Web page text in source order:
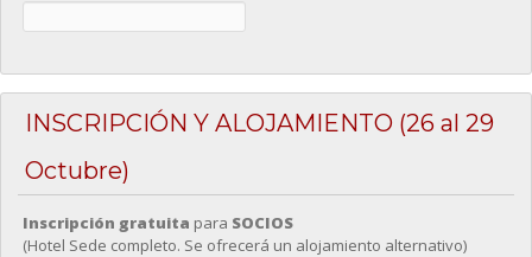
INSCRIPCIÓN Y ALOJAMIENTO (26 al 29
Octubre)
Inscripción gratuita para SOCIOS
(Hotel Sede completo. Se ofrecerá un alojamiento alternativo)